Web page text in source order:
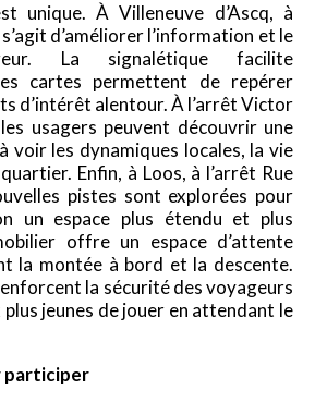
unique. À Villeneuve d’Ascq, à
d’améliorer l’information et le
La signalétique facilite
cartes permettent de repérer
d’intérêt alentour. À l’arrêt Victor
usagers peuvent découvrir une
voir les dynamiques locales, la vie
Enfin, à Loos, à l’arrêt Rue
pistes sont explorées pour
un espace plus étendu et plus
offre un espace d’attente
la montée à bord et la descente.
la sécurité des voyageurs
jeunes de jouer en attendant le
participer